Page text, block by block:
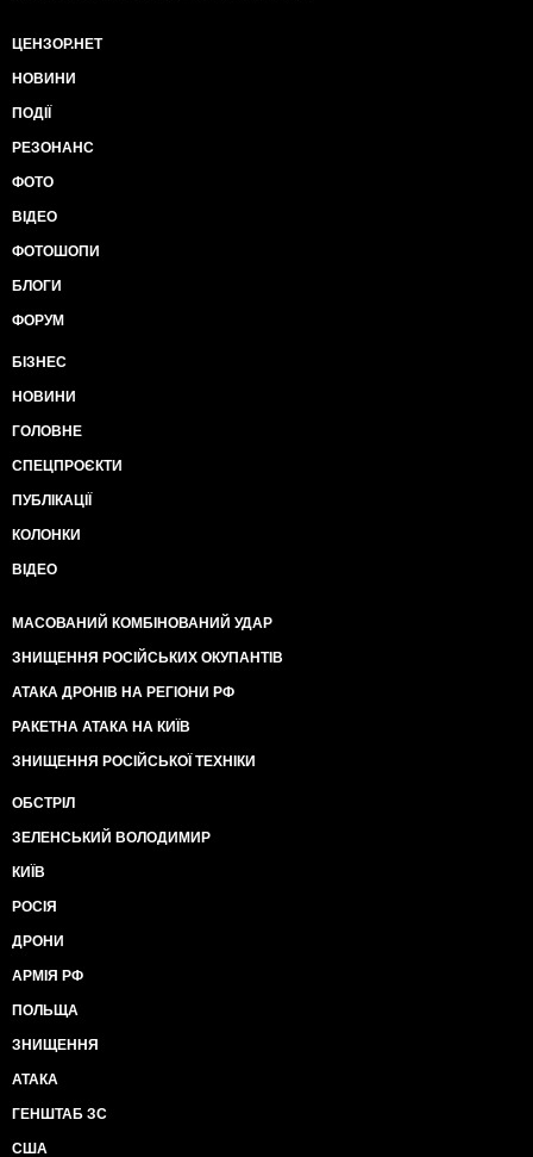
ЦЕНЗОР.НЕТ
НОВИНИ
ПОДІЇ
РЕЗОНАНС
ФОТО
ВІДЕО
ФОТОШОПИ
БЛОГИ
ФОРУМ
БІЗНЕС
НОВИНИ
ГОЛОВНЕ
СПЕЦПРОЄКТИ
ПУБЛІКАЦІЇ
КОЛОНКИ
ВІДЕО
МАСОВАНИЙ КОМБІНОВАНИЙ УДАР
ЗНИЩЕННЯ РОСІЙСЬКИХ ОКУПАНТІВ
АТАКА ДРОНІВ НА РЕГІОНИ РФ
РАКЕТНА АТАКА НА КИЇВ
ЗНИЩЕННЯ РОСІЙСЬКОЇ ТЕХНІКИ
ОБСТРІЛ
ЗЕЛЕНСЬКИЙ ВОЛОДИМИР
КИЇВ
РОСІЯ
ДРОНИ
АРМІЯ РФ
ПОЛЬЩА
ЗНИЩЕННЯ
АТАКА
ГЕНШТАБ ЗС
США